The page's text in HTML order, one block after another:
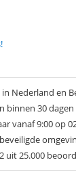
Nederland en
binnen 30 dagen
vanaf 9:00 op
uit 25.000